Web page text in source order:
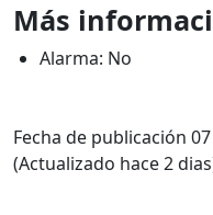
Más
Alarma: No
Fecha de publicación
(Actualizado hace 2